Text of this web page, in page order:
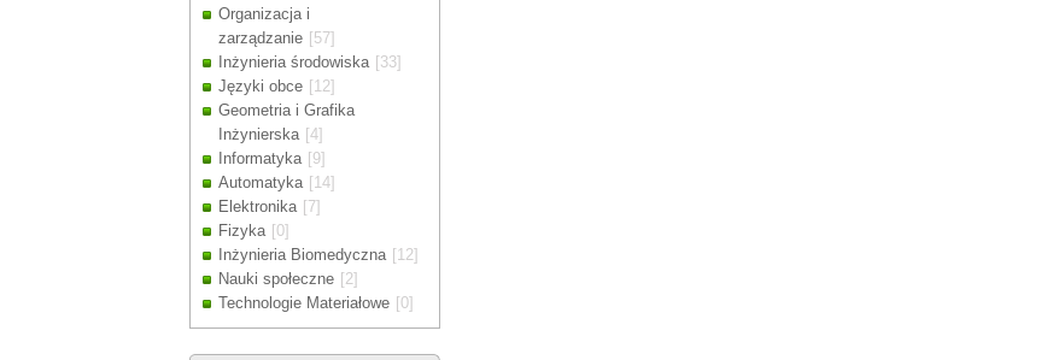
Organizacja i
zarządzanie [57]
Inżynieria środowiska [33]
Języki obce [12]
Geometria i Grafika
Inżynierska [4]
Informatyka [9]
Automatyka [14]
Elektronika [7]
Fizyka [0]
Inżynieria Biomedyczna [12]
Nauki społeczne [2]
Technologie Materiałowe [0]